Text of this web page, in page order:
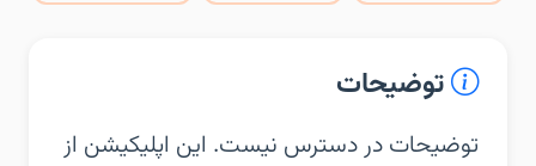
توضیحات
توضیحات در دسترس نیست. این اپلیکیشن از